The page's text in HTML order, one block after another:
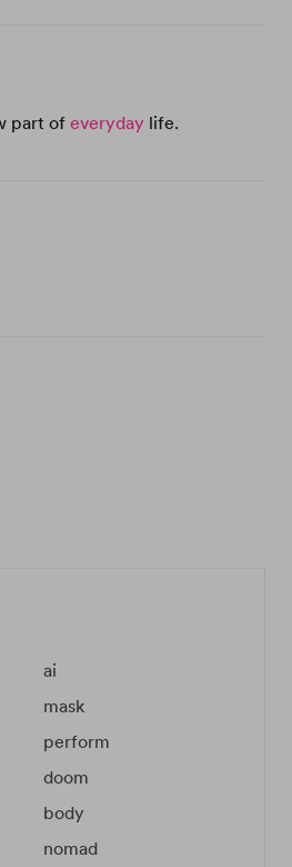
part ofeveryday life.
ai
mask
perform
doom
body
nomad